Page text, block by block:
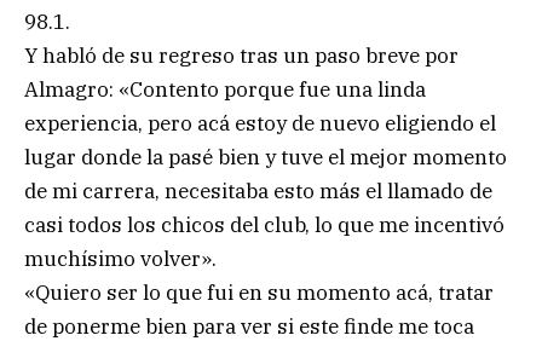
98.1.
Y habló de su regreso tras un paso breve por
Almagro: «Contento porque fue una linda
experiencia, pero acá estoy de nuevo eligiendo el
lugar donde la pasé bien y tuve el mejor momento
de mi carrera, necesitaba esto más el llamado de
casi todos los chicos del club, lo que me incentivó
muchísimo volver».
«Quiero ser lo que fui en su momento acá, tratar
de ponerme bien para ver si este finde me toca